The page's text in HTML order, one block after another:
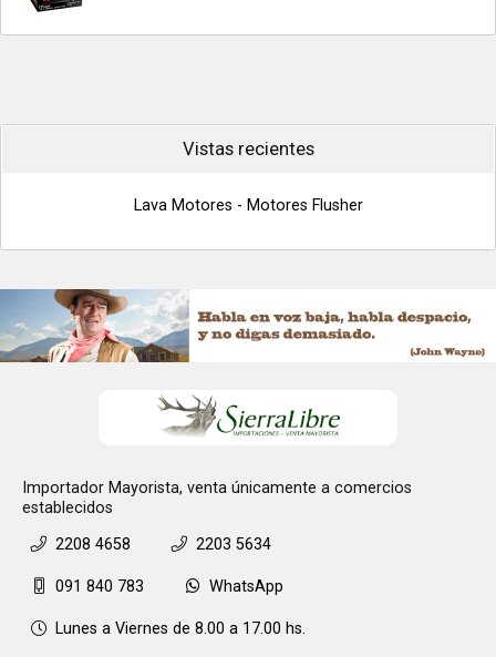
Vistas recientes
Lava Motores - Motores Flusher
Importador Mayorista, venta únicamente a comercios
establecidos
2208 4658
2203 5634
091 840 783 WhatsApp
Lunes a Viernes de 8.00 a 17.00 hs.